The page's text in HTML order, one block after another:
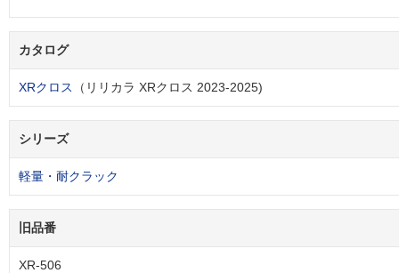
カタログ
XRクロス （リリカラ XRクロス 2023-2025)
シリーズ
軽量・耐クラック
旧品番
XR-506